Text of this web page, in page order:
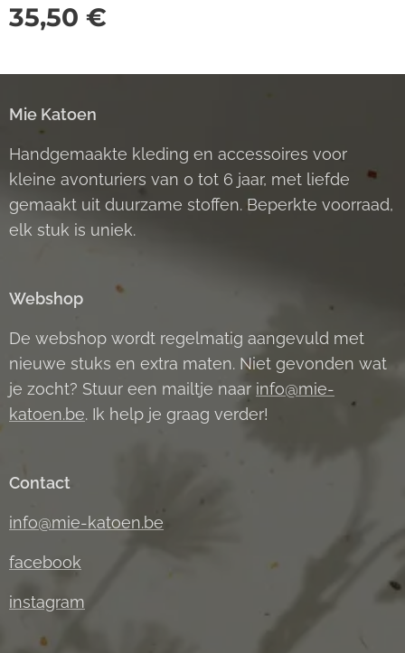
35,50 €
Mie Katoen
Handgemaakte kleding en accessoires voor
kleine avonturiers van 0 tot 6 jaar, met liefde
gemaakt uit duurzame stoffen. Beperkte voorraad,
elk stuk is uniek.
Webshop
De webshop wordt regelmatig aangevuld met
nieuwe stuks en extra maten. Niet gevonden wat
je zocht? Stuur een mailtje naar info@mie-
katoen.be. Ik help je graag verder!
Contact
info@mie-katoen.be
facebook
instagram